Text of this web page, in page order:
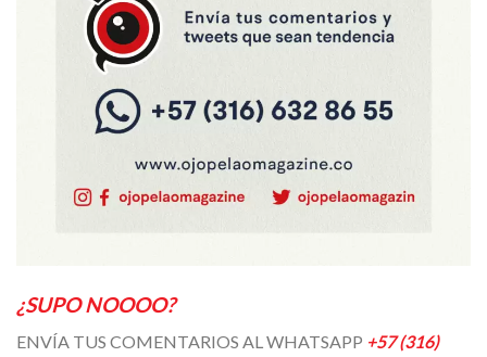
¿SUPO NOOOO?
ENVÍA TUS COMENTARIOS AL WHATSAPP +57 (316)